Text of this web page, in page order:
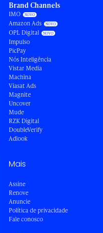
Brand Channels
IMO
Amazon Ads
OPL Digital
Impulso
PicPay
Nós Inteligência
Vistar Media
Machina
Viasat Ads
Magnite
Uncover
Mude
RZK Digital
DoubleVerify
Adlook
Mais
Assine
Renove
Anuncie
Política de privacidade
Fale conosco